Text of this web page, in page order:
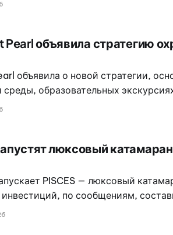
Pearl объявила стратегию
объявила о новой стратегии,
среды, образовательных
наследия Пхукета, а также
люксовый
PISCES — люксовый
по сообщениям,
а начать работу планируется в